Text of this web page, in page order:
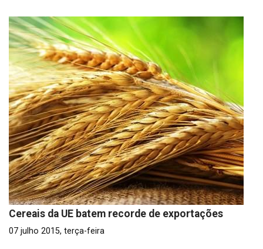
Cereais da UE batem recorde de exportações
07 julho 2015, terça-feira